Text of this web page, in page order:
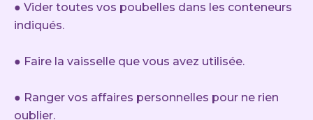
● Vider toutes vos poubelles dans les conteneurs
indiqués.
● Faire la vaisselle que vous avez utilisée.
● Ranger vos affaires personnelles pour ne rien
oublier.